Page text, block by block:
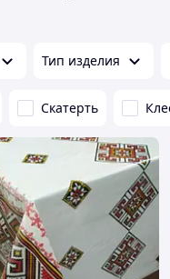
Тип изделия
Скатерть